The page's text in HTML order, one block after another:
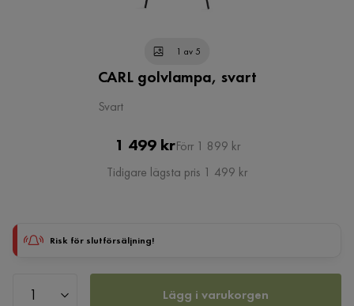
1 av 5
CARL golvlampa, svart
Svart
Pris
1 499 krOriginal
Pris
Förr 1 899 kr
Tidigare lägsta pris 1 499 kr
Risk för slutförsäljning!
Lägg i varukorgen